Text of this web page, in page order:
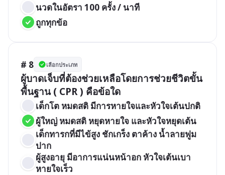
นวดในอัตรา 100 ครั้ง / นาที
ถูกทุกข้อ
# 8 เลือกประเภท
ผู้บาดเจ็บที่ต้องช่วยเหลือโดยการช่วยชีวิตขั้น
เด็กโต หมดสติ มีการหายใจและหัวใจเต้นปกติ
ผู้ใหญ่ หมดสติ หยุดหายใจ และหัวใจหยุดเต้น
เด็กทารกที่มีไข้สูง ชักเกร็ง ตาค้าง น้ำลายฟูม
ปาก
ผู้สูงอายุ มีอาการแน่นหน้าอก หัวใจเต้นเบา
หายใจเร็ว